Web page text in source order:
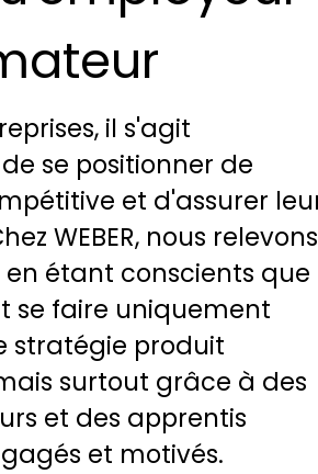
il s'agit
se positionner de
et d'assurer
WEBER, nous relevons
étant conscients que
se faire uniquement
stratégie produit
surtout grâce à des
et des apprentis
et motivés.